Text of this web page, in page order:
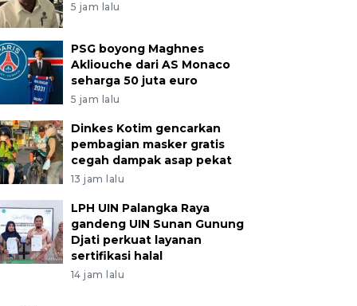
5 jam lalu
PSG boyong Maghnes
Akliouche dari AS Monaco
seharga 50 juta euro
5 jam lalu
Dinkes Kotim gencarkan
pembagian masker gratis
cegah dampak asap pekat
13 jam lalu
LPH UIN Palangka Raya
gandeng UIN Sunan Gunung
Djati perkuat layanan
sertifikasi halal
14 jam lalu